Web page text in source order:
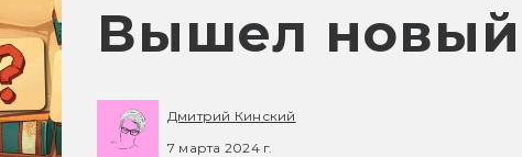
Вышел новый
Дмитрий Кинский
7 марта 2024 г.